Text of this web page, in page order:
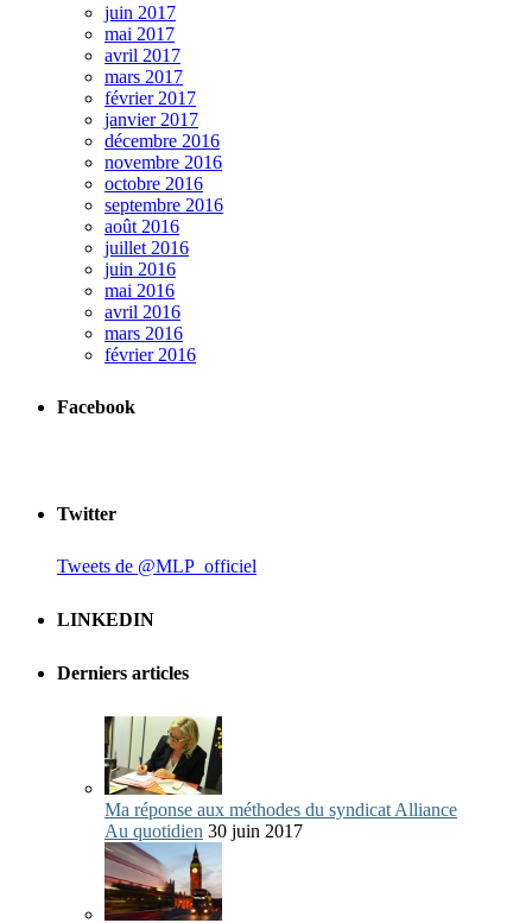
juin 2017
mai 2017
avril 2017
mars 2017
février 2017
janvier 2017
décembre 2016
novembre 2016
octobre 2016
septembre 2016
août 2016
juillet 2016
juin 2016
mai 2016
avril 2016
mars 2016
février 2016
Facebook
Twitter
Tweets de @MLP_officiel
LINKEDIN
Derniers articles
Ma réponse aux méthodes du syndicat Alliance
Au quotidien 30 juin 2017